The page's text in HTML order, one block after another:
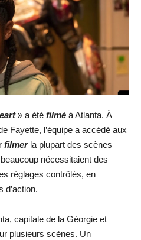
» a été filmé à Atlanta. À
Fayette, l’équipe a accédé aux
filmerla plupart des scènes
beaucoup nécessitaient des
réglages contrôlés, en
d’action.
capitale de la Géorgie et
plusieurs scènes. Un